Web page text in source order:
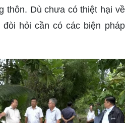
thôn. Dù chưa có thiệt hại về
hỏi cần có các biện pháp